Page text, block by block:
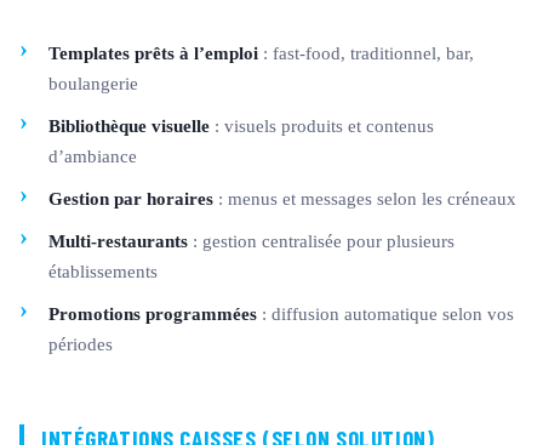
Templates prêts à l’emploi : fast-food, traditionnel, bar,
boulangerie
Bibliothèque visuelle : visuels produits et contenus
d’ambiance
Gestion par horaires : menus et messages selon les créneaux
Multi-restaurants : gestion centralisée pour plusieurs
établissements
Promotions programmées : diffusion automatique selon vos
périodes
INTÉGRATIONS CAISSES (SELON SOLUTION)